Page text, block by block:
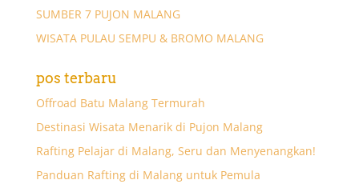
SUMBER 7 PUJON MALANG
WISATA PULAU SEMPU & BROMO MALANG
pos terbaru
Offroad Batu Malang Termurah
Destinasi Wisata Menarik di Pujon Malang
Rafting Pelajar di Malang, Seru dan Menyenangkan!
Panduan Rafting di Malang untuk Pemula